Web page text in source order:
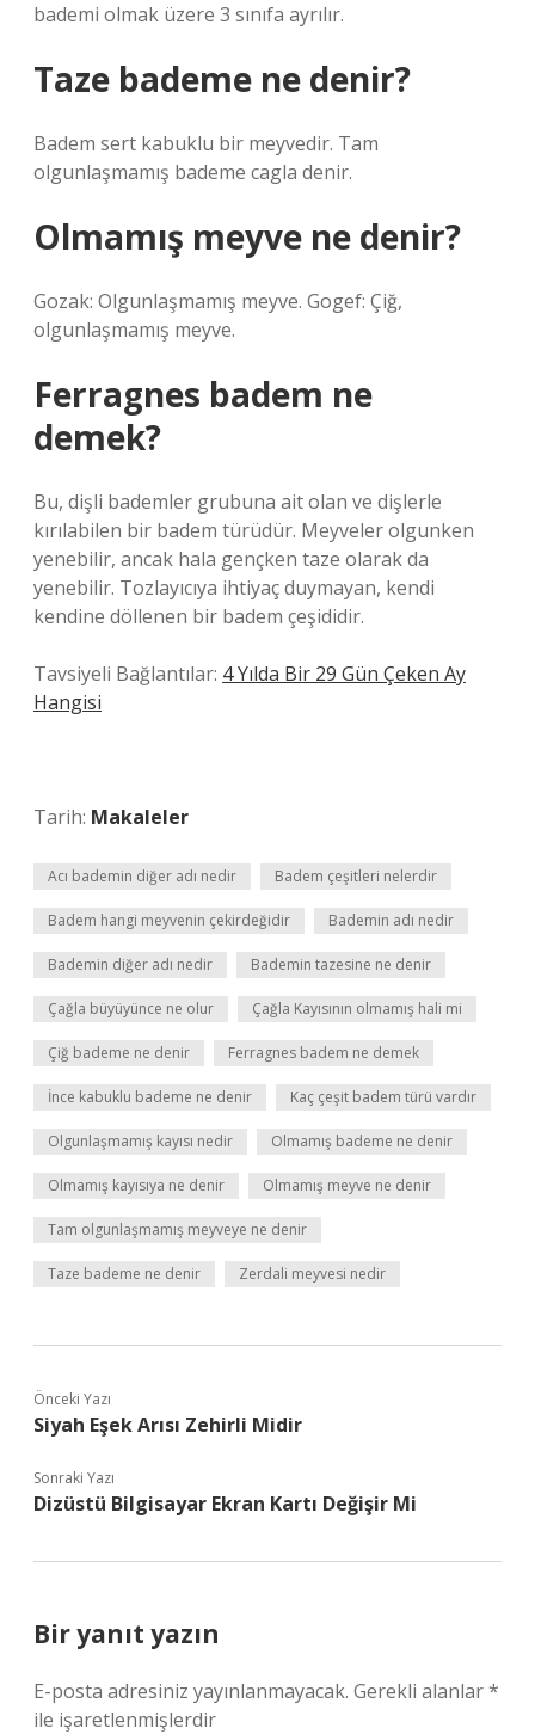
bademi olmak üzere 3 sınıfa ayrılır.
Taze bademe ne denir?
Badem sert kabuklu bir meyvedir. Tam
olgunlaşmamış bademe cagla denir.
Olmamış meyve ne denir?
Gozak: Olgunlaşmamış meyve. Gogef: Çiğ,
olgunlaşmamış meyve.
Ferragnes badem ne
demek?
Bu, dişli bademler grubuna ait olan ve dişlerle
kırılabilen bir badem türüdür. Meyveler olgunken
yenebilir, ancak hala gençken taze olarak da
yenebilir. Tozlayıcıya ihtiyaç duymayan, kendi
kendine döllenen bir badem çeşididir.
Tavsiyeli Bağlantılar: 4 Yılda Bir 29 Gün Çeken Ay
Hangisi
Tarih: Makaleler
Acı bademin diğer adı nedir Badem çeşitleri nelerdir
Badem hangi meyvenin çekirdeğidir Bademin adı nedir
Bademin diğer adı nedir Bademin tazesine ne denir
Çağla büyüyünce ne olur Çağla Kayısının olmamış hali mi
Çiğ bademe ne denir Ferragnes badem ne demek
İnce kabuklu bademe ne denir Kaç çeşit badem türü vardır
Olgunlaşmamış kayısı nedir Olmamış bademe ne denir
Olmamış kayısıya ne denir Olmamış meyve ne denir
Tam olgunlaşmamış meyveye ne denir
Taze bademe ne denir Zerdali meyvesi nedir
Önceki Yazı
Siyah Eşek Arısı Zehirli Midir
Sonraki Yazı
Dizüstü Bilgisayar Ekran Kartı Değişir Mi
Bir yanıt yazın
E-posta adresiniz yayınlanmayacak. Gerekli alanlar*
ile işaretlenmişlerdir